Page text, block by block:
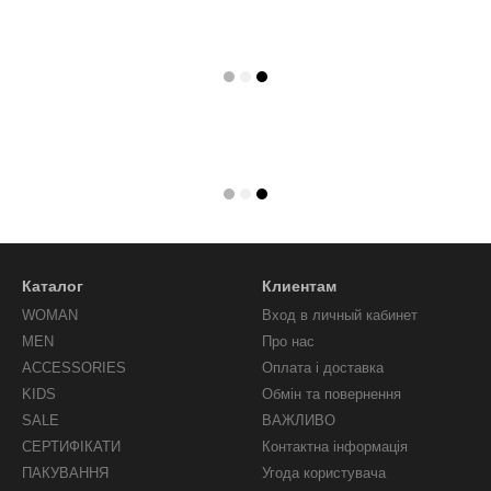
Каталог
WOMAN
MEN
ACCESSORIES
KIDS
SALE
СЕРТИФІКАТИ
ПАКУВАННЯ
Клиентам
Вход в личный кабинет
Про нас
Оплата і доставка
Обмін та повернення
ВАЖЛИВО
Контактна інформація
Угода користувача